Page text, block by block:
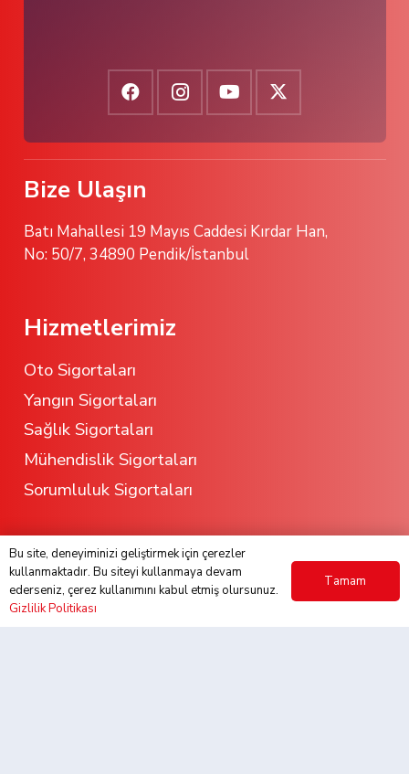
Bize Ulaşın
Batı Mahallesi 19 Mayıs Caddesi Kırdar Han,
No: 50/7, 34890 Pendik/İstanbul
Hizmetlerimiz
Oto Sigortaları
Yangın Sigortaları
Sağlık Sigortaları
Mühendislik Sigortaları
Sorumluluk Sigortaları
Çalışma Saatleri
Hafta İçi : 09:00 – 20:00
Bu site, deneyiminizi geliştirmek için çerezler
kullanmaktadır. Bu siteyi kullanmaya devam
ederseniz, çerez kullanımını kabul etmiş olursunuz.
Gizlilik Politikası
Tamam